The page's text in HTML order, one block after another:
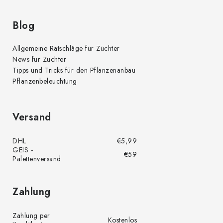
Blog
Allgemeine Ratschläge für Züchter
News für Züchter
Tipps und Tricks für den Pflanzenanbau
Pflanzenbeleuchtung
Versand
DHL
€5,99
GEIS -
Palettenversand
€59
Zahlung
Zahlung per
Kostenlos